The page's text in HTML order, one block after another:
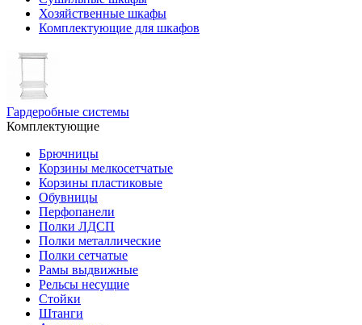
Хозяйственные шкафы
Комплектующие для шкафов
Гардеробные системы
Комплектующие
Брючницы
Корзины мелкосетчатые
Корзины пластиковые
Обувницы
Перфопанели
Полки ЛДСП
Полки металлические
Полки сетчатые
Рамы выдвижные
Рельсы несущие
Стойки
Штанги